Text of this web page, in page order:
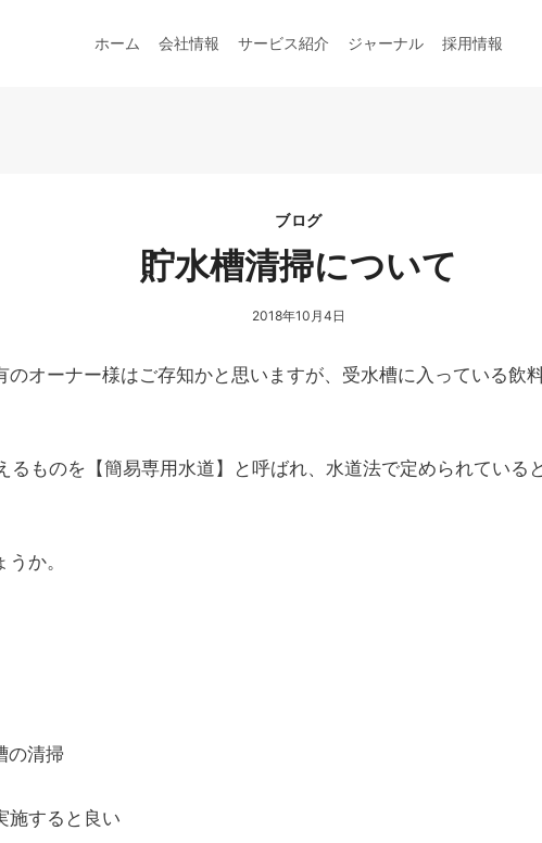
ホーム 会社情報 サービス紹介 ジャーナル 採用情報
ブログ
貯水槽清掃について
2018年10月4日
オーナー様はご存知かと思いますが、受水槽に入っている飲
ものを【簡易専用水道】と呼ばれ、水道法で定められている
か。
の清掃
施すると良い